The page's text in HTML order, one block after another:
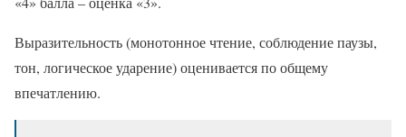
Выразительность (монотонное чтение, соблюдение паузы,
тон, логическое ударение) оценивается по общему
впечатлению.